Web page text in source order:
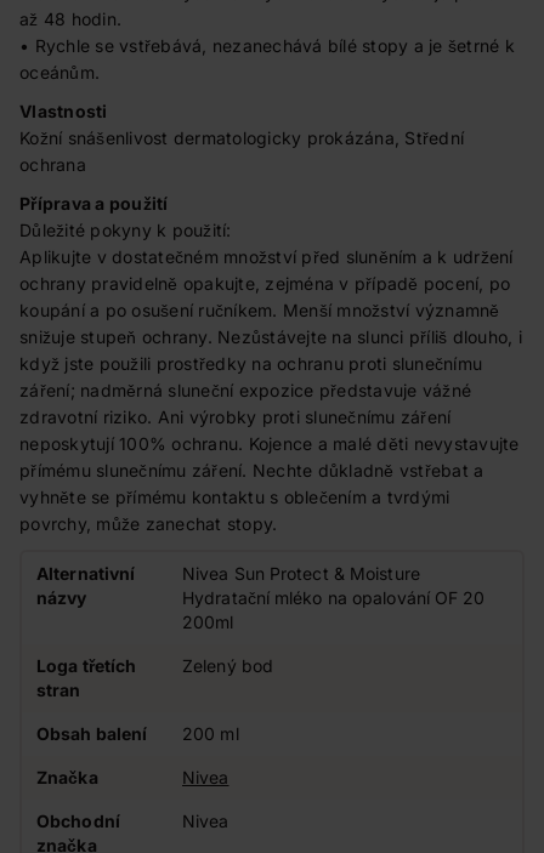
až 48 hodin.
• Rychle se vstřebává, nezanechává bílé stopy a je šetrné k
oceánům.
Vlastnosti
Kožní snášenlivost dermatologicky prokázána, Střední
ochrana
Příprava a použití
Důležité pokyny k použití:
Aplikujte v dostatečném množství před sluněním a k udržení
ochrany pravidelně opakujte, zejména v případě pocení, po
koupání a po osušení ručníkem. Menší množství významně
snižuje stupeň ochrany. Nezůstávejte na slunci příliš dlouho, i
když jste použili prostředky na ochranu proti slunečnímu
záření; nadměrná sluneční expozice představuje vážné
zdravotní riziko. Ani výrobky proti slunečnímu záření
neposkytují 100% ochranu. Kojence a malé děti nevystavujte
přímému slunečnímu záření. Nechte důkladně vstřebat a
vyhněte se přímému kontaktu s oblečením a tvrdými
povrchy, může zanechat stopy.
Alternativní
názvy
Nivea Sun Protect & Moisture
Hydratační mléko na opalování OF 20
200ml
Loga třetích
stran
Zelený bod
Obsah balení 200 ml
Značka Nivea
Obchodní
značka
Nivea